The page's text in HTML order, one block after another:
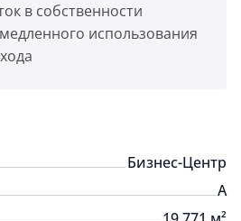
в собственности
использования
Бизнес-Центр
A